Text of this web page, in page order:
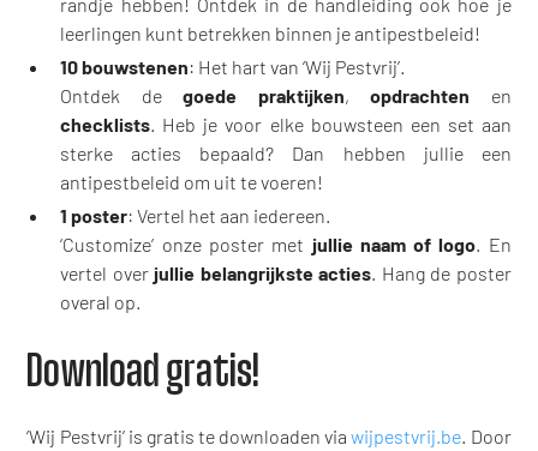
leerlingen kunt betrekken binnen je antipestbeleid!
10 bouwstenen: Het hart van ‘Wij Pestvrij’.
Ontdek degoede praktijken,opdrachten en
checklists . Heb je voor elke bouwsteen een set aan
sterke acties bepaald? Dan hebben jullie een
antipestbeleid om uit te voeren!
1 poster: Vertel het aan iedereen.
‘Customize’ onze poster met jullie naam of logo . En
vertel overjullie belangrijkste acties . Hang de poster
overal op.
Download gratis!
‘Wij Pestvrij’ is gratis te downloaden viawijpestvrij.be . Door